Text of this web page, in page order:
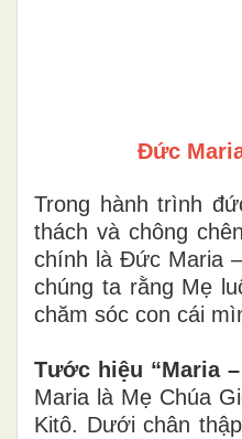
Đức
Trong hành trình
thách và chông
chính là Đức Maria
chúng ta rằng Mẹ
chăm sóc con cái
Tước hiệu “Maria
Maria là Mẹ Chúa
Kitô. Dưới chân